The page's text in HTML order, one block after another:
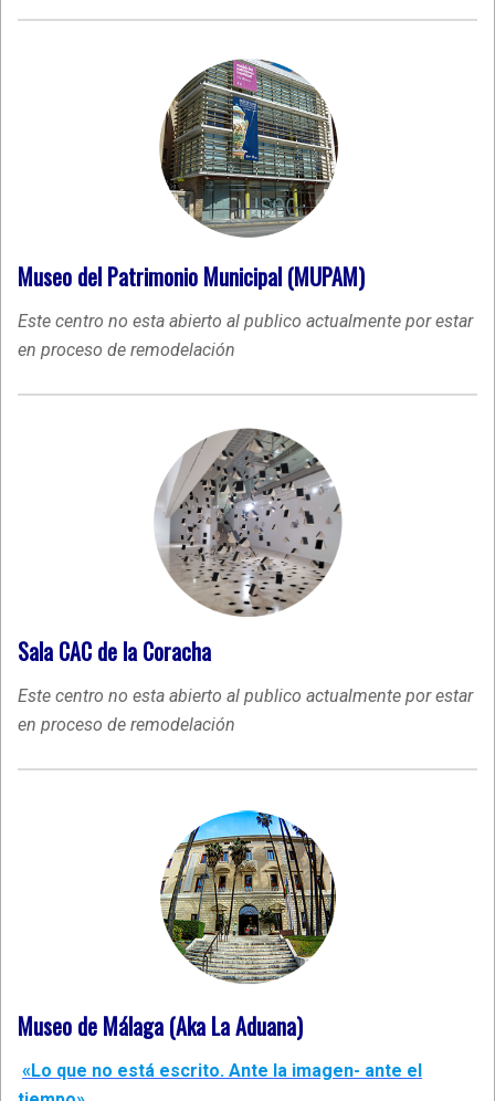
Museo del Patrimonio Municipal (MUPAM)
Este centro no esta abierto al publico actualmente por estar
en proceso de remodelación
Sala CAC de la Coracha
Este centro no esta abierto al publico actualmente por estar
en proceso de remodelación
Museo de Málaga (Aka La Aduana)
«Lo que no está escrito. Ante la imagen- ante el